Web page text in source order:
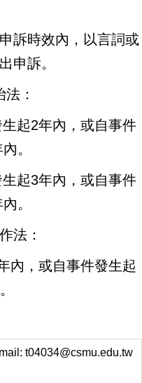
訴時效內， 以言詞或
申訴。
：
起2年內，或自事件
。
起3年內，或自事件
。
法：
內，或自事件發生起
Email: